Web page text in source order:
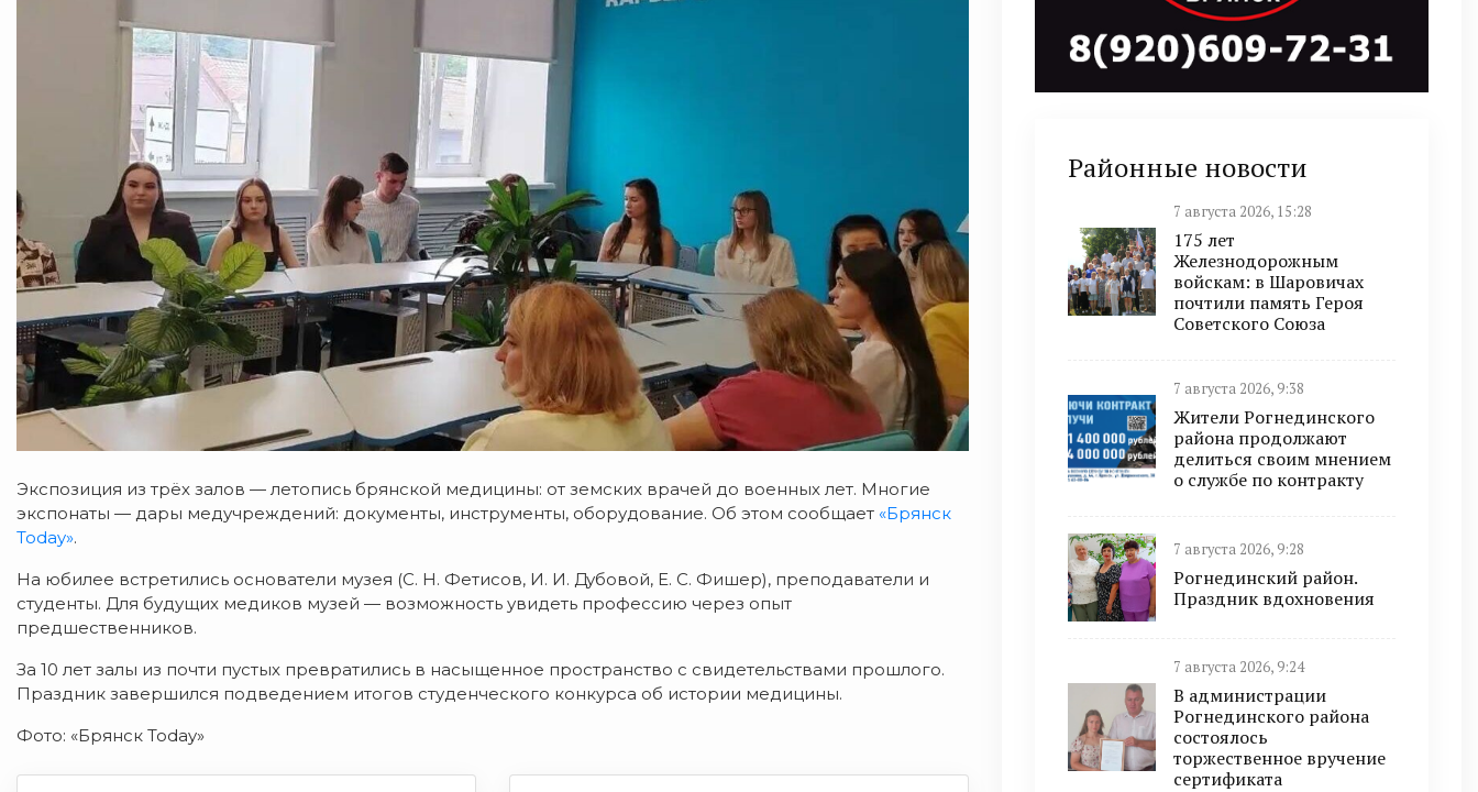
Экспозиция из трёх залов — летопись брянской медицины: от земских врачей до военных лет. Многие
экспонаты — дары медучреждений: документы, инструменты, оборудование. Об этом сообщает «Брянск
Today».
На юбилее встретились основатели музея (С. Н. Фетисов, И. И. Дубовой, Е. С. Фишер), преподаватели и
студенты. Для будущих медиков музей — возможность увидеть профессию через опыт
предшественников.
За 10 лет залы из почти пустых превратились в насыщенное пространство с свидетельствами прошлого.
Праздник завершился подведением итогов студенческого конкурса об истории медицины.
Фото: «Брянск Today»
Районные новости
7 августа 2026, 15:28
175 лет
Железнодорожным
войскам: в Шаровичах
почтили память Героя
Советского Союза
7 августа 2026, 9:38
Жители Рогнединского
района продолжают
делиться своим мнением
о службе по контракту
7 августа 2026, 9:28
Рогнединский район.
Праздник вдохновения
7 августа 2026, 9:24
В администрации
Рогнединского района
состоялось
торжественное вручение
сертификата